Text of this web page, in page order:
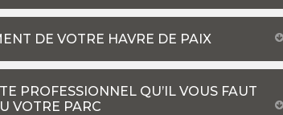
DE VOTRE HAVRE DE PAIX
PROFESSIONNEL QU’IL VOUS FAUT
VOTRE PARC